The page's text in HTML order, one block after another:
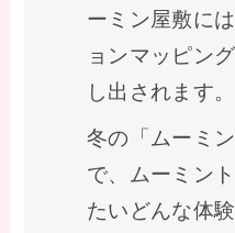
ーミン屋敷に
ョンマッピン
し出されます。
冬の「ムーミ
で、ムーミン
たいどんな体